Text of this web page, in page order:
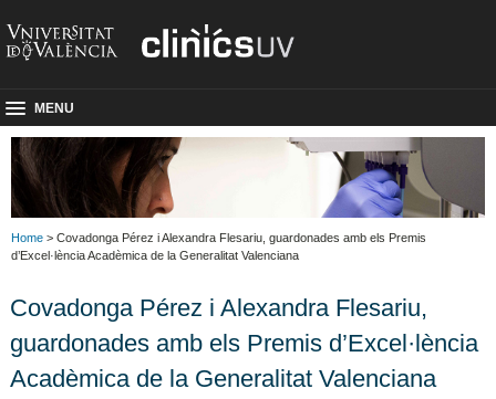
MENU
Home > Covadonga Pérez i Alexandra Flesariu, guardonades amb els Premis
d’Excel·lència Acadèmica de la Generalitat Valenciana
Covadonga Pérez i Alexandra Flesariu,
guardonades amb els Premis d’Excel·lència
Acadèmica de la Generalitat Valenciana